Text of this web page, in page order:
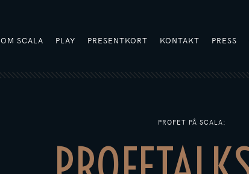
OM SCALA PLAY PRESENTKORT KONTAKT PRESS
PROFET PÅ SCALA: